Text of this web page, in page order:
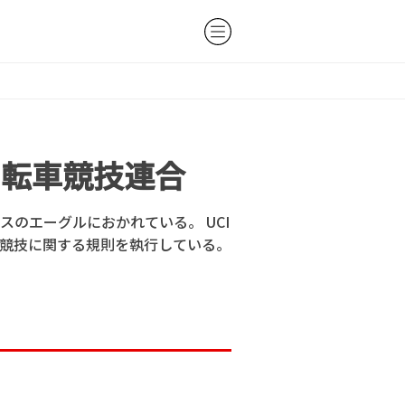
車競技連合
のエーグルにおかれている。 UCI
に関する規則を執行している。